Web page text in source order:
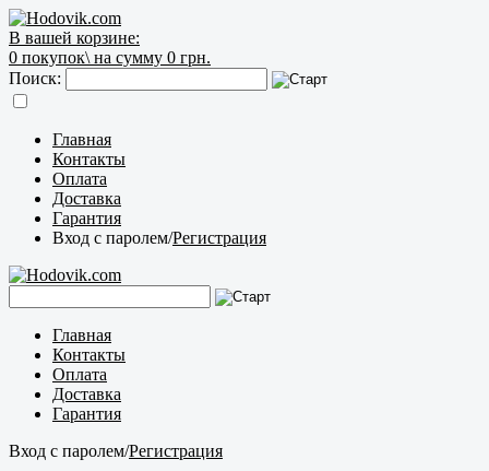
В вашей корзине:
0 покупок\ на сумму 0 грн.
Поиск:
Главная
Контакты
Оплата
Доставка
Гарантия
Вход с паролем/Регистрация
Главная
Контакты
Оплата
Доставка
Гарантия
Вход с паролем/Регистрация